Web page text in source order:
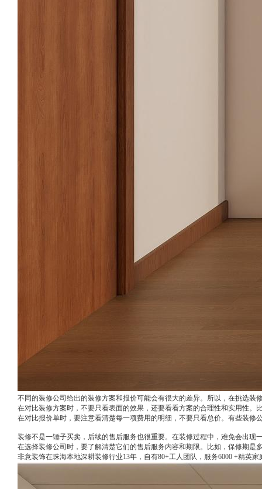
不同的装修公司给出的装修方案和报价可能会有很大的差异。所以，在挑选
在对比装修方案时，不要只看表面的效果，还要看看方案的合理性和实用性
在对比报价单时，要注意看清楚每一项费用的明细，不要只看总价。有些装
装修不是一锤子买卖，后续的售后服务也很重要。在装修过程中，难免会出
在选择装修公司时，要了解清楚它们的售后服务内容和期限。比如，保修期
非意装饰在珠海本地深耕装修行业13年，自有80+工人团队，服务6000 +精英